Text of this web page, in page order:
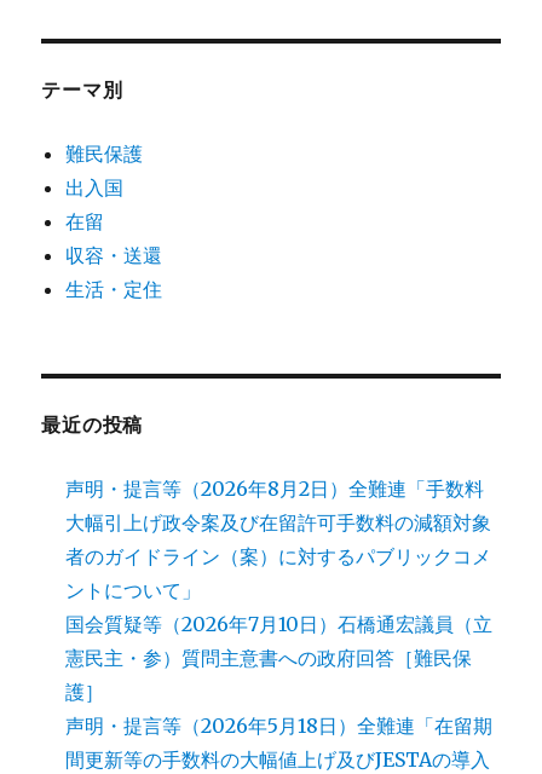
テーマ別
難民保護
出入国
在留
収容・送還
生活・定住
最近の投稿
声明・提言等（2026年8月2日）全難連「手数料
大幅引上げ政令案及び在留許可手数料の減額対象
者のガイドライン（案）に対するパブリックコメ
ントについて」
国会質疑等（2026年7月10日）石橋通宏議員（立
憲民主・参）質問主意書への政府回答［難民保
護］
声明・提言等（2026年5月18日）全難連「在留期
間更新等の手数料の大幅値上げ及びJESTAの導入